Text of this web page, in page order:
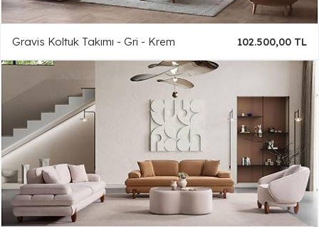
Gravis Koltuk Takımı - Gri - Krem 102.500,00 TL